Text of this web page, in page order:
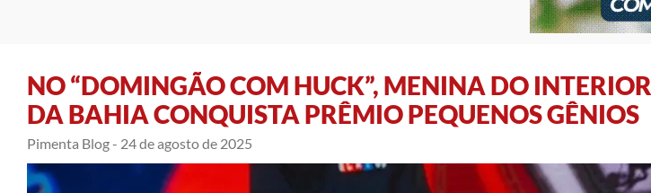
NO “DOMINGÃO COM HUCK”, MENINA DO INTERIOR
DA BAHIA CONQUISTA PRÊMIO PEQUENOS GÊNIOS
Pimenta Blog - 24 de agosto de 2025